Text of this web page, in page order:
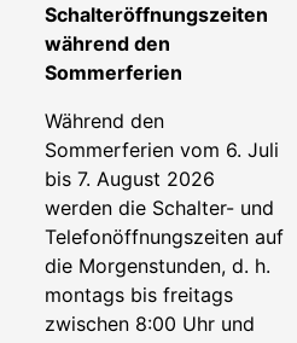
Schalteröffnungszeiten
während den
Sommerferien
Während den
Sommerferien vom 6. Juli
bis 7. August 2026
werden die Schalter- und
Telefonöffnungszeiten auf
die Morgenstunden, d. h.
montags bis freitags
zwischen 8:00 Uhr und